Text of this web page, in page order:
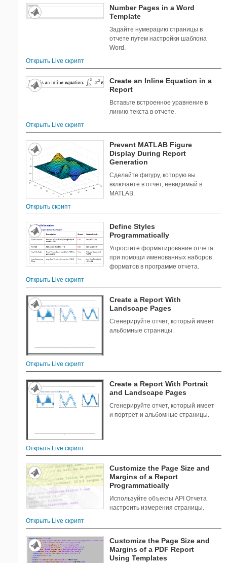
Number Pages in a Word
Template
Задайте нумерацию страницы в
отчете путем настройки шаблона
Word.
Открыть Live скрипт
Create an Inline Equation in a
Report
Вставьте встроенное уравнение в
линию текста в отчете.
Открыть Live скрипт
Prevent MATLAB Figure
Display During Report
Generation
Сделайте фигуру, которую вы
включаете в отчет, невидимый в
MATLAB.
Открыть скрипт
Define Styles
Programmatically
Упростите форматирование отчета
при помощи именованных наборов
форматов в программе отчета.
Открыть Live скрипт
Create a Report With
Landscape Pages
Сгенерируйте отчет, который имеет
альбомные страницы.
Открыть Live скрипт
Create a Report With Portrait
and Landscape Pages
Сгенерируйте отчет, который имеет
и портрет и альбомные страницы.
Открыть Live скрипт
Customize the Page Size and
Margins of a Report
Programmatically
Используйте объекты API Отчета
настроить измерения страницы.
Открыть Live скрипт
Customize the Page Size and
Margins of a PDF Report
Using Templates